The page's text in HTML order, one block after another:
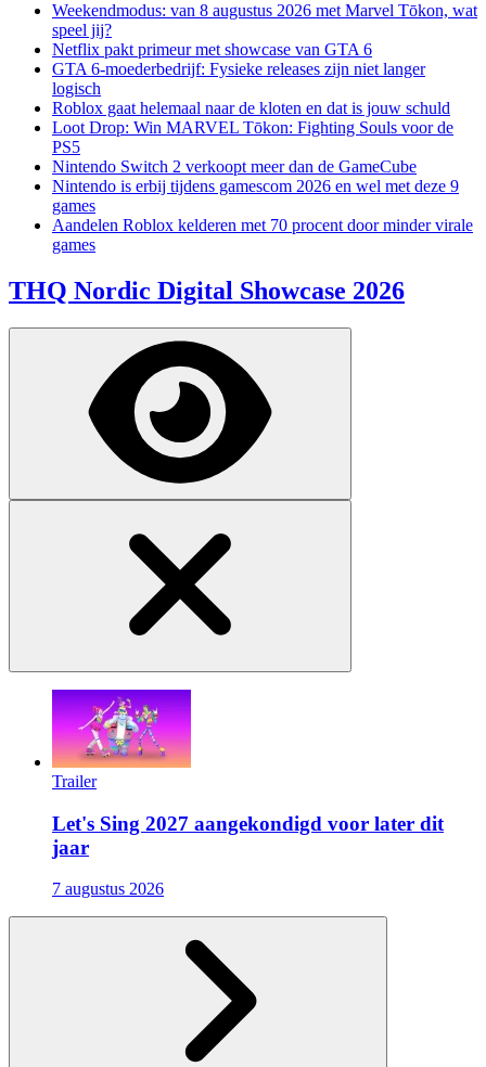
Weekendmodus: van 8 augustus 2026 met Marvel Tōkon, wat
speel jij?
Netflix pakt primeur met showcase van GTA 6
GTA 6-moederbedrijf: Fysieke releases zijn niet langer
logisch
Roblox gaat helemaal naar de kloten en dat is jouw schuld
Loot Drop: Win MARVEL Tōkon: Fighting Souls voor de
PS5
Nintendo Switch 2 verkoopt meer dan de GameCube
Nintendo is erbij tijdens gamescom 2026 en wel met deze 9
games
Aandelen Roblox kelderen met 70 procent door minder virale
games
THQ Nordic Digital Showcase 2026
Trailer
Let's Sing 2027 aangekondigd voor later dit
jaar
7 augustus 2026